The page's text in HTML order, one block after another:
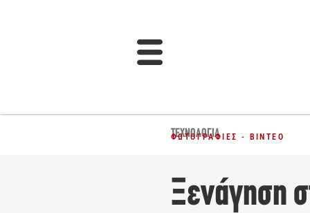
ΤΕΧΝΟΛΟΓΊΑ
ΦΩΤΟΓΡΑΦΊΕΣ - ΒΊΝΤΕΟ
Ξενάγηση